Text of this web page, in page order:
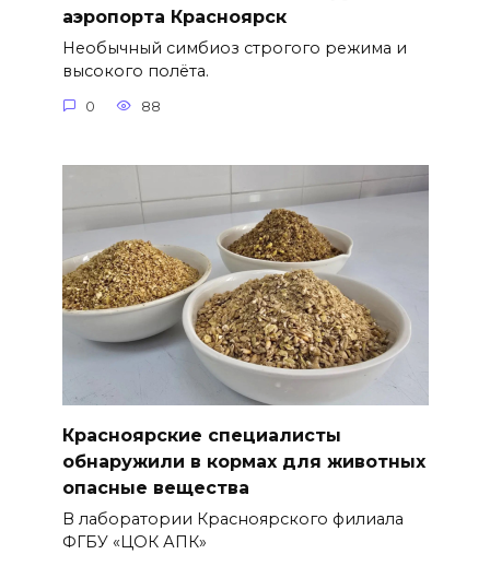
аэропорта Красноярск
Необычный симбиоз строгого режима и
высокого полёта.
0 88
Красноярские специалисты
обнаружили в кормах для животных
опасные вещества
В лаборатории Красноярского филиала
ФГБУ «ЦОК АПК»